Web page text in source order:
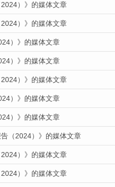
）》的媒体文章
）》的媒体文章
）》的媒体文章
）》的媒体文章
）》的媒体文章
）》的媒体文章
）》的媒体文章
（2024）》的媒体文章
）》的媒体文章
）》的媒体文章